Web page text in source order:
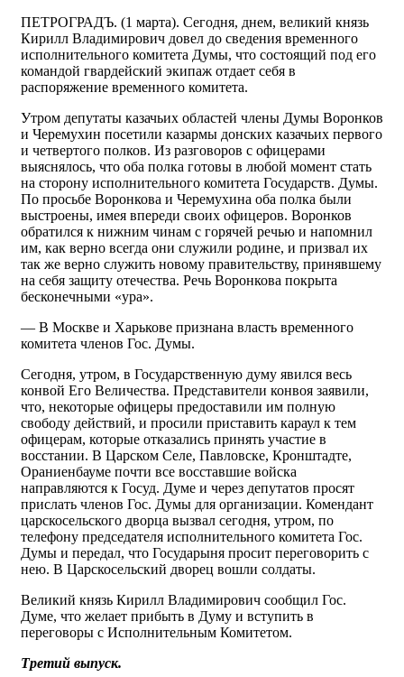
ПЕТРОГРАДЪ. (1 марта). Сегодня, днем, великий князь
Кирилл Владимирович довел до сведения временного
исполнительного комитета Думы, что состоящий под его
командой гвардейский экипаж отдает себя в
распоряжение временного комитета.
Утром депутаты казачьих областей члены Думы Воронков
и Черемухин посетили казармы донских казачьих первого
и четвертого полков. Из разговоров с офицерами
выяснялось, что оба полка готовы в любой момент стать
на сторону исполнительного комитета Государств. Думы.
По просьбе Воронкова и Черемухина оба полка были
выстроены, имея впереди своих офицеров. Воронков
обратился к нижним чинам с горячей речью и напомнил
им, как верно всегда они служили родине, и призвал их
так же верно служить новому правительству, принявшему
на себя защиту отечества. Речь Воронкова покрыта
бесконечными «ура».
— В Москве и Харькове признана власть временного
комитета членов Гос. Думы.
Сегодня, утром, в Государственную думу явился весь
конвой Его Величества. Представители конвоя заявили,
что, некоторые офицеры предоставили им полную
свободу действий, и просили приставить караул к тем
офицерам, которые отказались принять участие в
восстании. В Царском Ceле, Павловске, Кронштадте,
Ораниенбауме почти все восставшие войска
направляются к Госуд. Думе и через депутатов просят
прислать членов Гос. Думы для организации. Комендант
царскосельского дворца вызвал сегодня, утром, по
телефону председателя исполнительного комитета Гос.
Думы и передал, что Государыня просит переговорить с
нею. В Царскосельский дворец вошли солдаты.
Великий князь Кирилл Владимирович сообщил Гос.
Думе, что желает прибыть в Думу и вступить в
переговоры с Исполнительным Комитетом.
Третий выпуск.